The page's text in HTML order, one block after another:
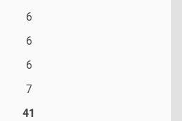
6
6
6
7
41